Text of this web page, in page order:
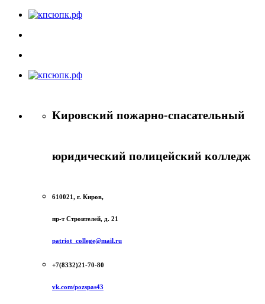
Кировский пожарно-спасательный
юридический полицейский колледж
610021, г. Киров,
пр-т Строителей, д. 21
patriot_college@mail.ru
+7(8332)21-70-80
vk.com/pozspas43